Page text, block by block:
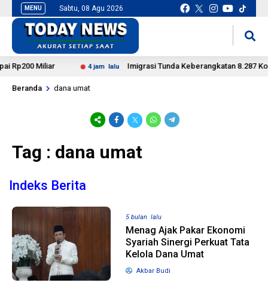
MENU Sabtu, 08 Agu 2026
Rp200 Miliar 4 jam lalu Imigrasi Tunda Keberangkatan 8.287
Beranda dana umat
Tag : dana umat
Indeks Berita
5 bulan lalu
Menag Ajak Pakar Ekonomi
Syariah Sinergi Perkuat Tata
Kelola Dana Umat
Akbar Budi